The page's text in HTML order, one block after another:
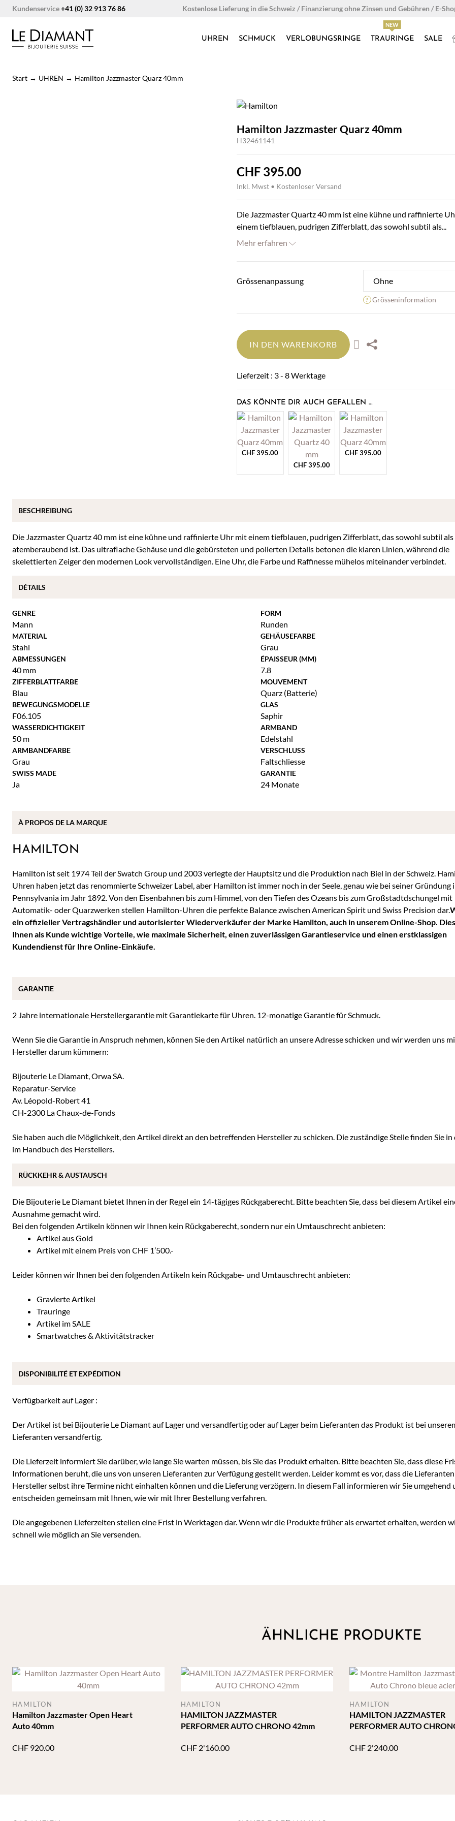
Zum
springen
Kundenservice+41 (0) 32 913 76 86 Kostenlose Lieferung in die Schweiz / Finanzierung ohne Zinsen und Gebühren / E-
UHREN SCHMUCK VERLOBUNGSRINGE TRAURINGE SALE
Start → UHREN → Hamilton Jazzmaster Quarz 40mm
Hamilton Jazzmaster Quarz 40mm
H32461141
CHF395.00
Inkl. Mwst • Kostenloser Versand
Die Jazzmaster Quartz 40 mm ist eine kühne und raffinierte
einem tiefblauen, pudrigen Zifferblatt, das sowohl subtil als...
Mehr erfahren
Grössenanpassung
Grösseninformation
IN DEN WARENKORB
Lieferzeit : 3 - 8 Werktage
DAS KÖNNTE DIR AUCH GEFALLEN …
CHF395.00
CHF395.00
CHF395.00
Die Jazzmaster Quartz 40 mm ist eine kühne und raffinierte Uhr mit einem tiefblauen, pudrigen Zifferblatt, das sowohl subtil als
atemberaubend ist. Das ultraflache Gehäuse und die gebürsteten und polierten Details betonen die klaren Linien, während die
skelettierten Zeiger den modernen Look vervollständigen. Eine Uhr, die Farbe und Raffinesse mühelos miteinander verbindet.
GENRE
Mann
FORM
Runden
MATERIAL
Stahl
GEHÄUSEFARBE
Grau
ABMESSUNGEN
40 mm
ÉPAISSEUR (MM)
7.8
ZIFFERBLATTFARBE
Blau
MOUVEMENT
Quarz (Batterie)
BEWEGUNGSMODELLE
F06.105
GLAS
Saphir
WASSERDICHTIGKEIT
50 m
ARMBAND
Edelstahl
ARMBANDFARBE
Grau
VERSCHLUSS
Faltschliesse
SWISS MADE
Ja
GARANTIE
24 Monate
HAMILTON
Hamilton ist seit 1974 Teil der Swatch Group und 2003 verlegte der Hauptsitz und die Produktion nach Biel in der Schweiz.
Uhren haben jetzt das renommierte Schweizer Label, aber Hamilton ist immer noch in der Seele, genau wie bei seiner Gründung
Pennsylvania im Jahr 1892. Von den Eisenbahnen bis zum Himmel, von den Tiefen des Ozeans bis zum Großstadtdschungel mit
Automatik- oder Quarzwerken stellen Hamilton-Uhren die perfekte Balance zwischen American Spirit und Swiss Precision dar.
ein offizieller Vertragshändler und autorisierter Wiederverkäufer der Marke Hamilton, auch in unserem Online-Shop.
Ihnen als Kunde wichtige Vorteile, wie maximale Sicherheit, einen zuverlässigen Garantieservice und einen erstklassigen
Kundendienst für Ihre Online-Einkäufe.
2 Jahre internationale Herstellergarantie mit Garantiekarte für Uhren. 12-monatige Garantie für Schmuck.
Wenn Sie die Garantie in Anspruch nehmen, können Sie den Artikel natürlich an unsere Adresse schicken und wir werden uns
Hersteller darum kümmern:
Bijouterie Le Diamant, Orwa SA.
Reparatur-Service
Av. Léopold-Robert 41
CH-2300 La Chaux-de-Fonds
Sie haben auch die Möglichkeit, den Artikel direkt an den betreffenden Hersteller zu schicken. Die zuständige Stelle finden Sie in
im Handbuch des Herstellers.
Die Bijouterie Le Diamant bietet Ihnen in der Regel ein 14-tägiges Rückgaberecht. Bitte beachten Sie, dass bei diesem Artikel
Ausnahme gemacht wird.
Bei den folgenden Artikeln können wir Ihnen kein Rückgaberecht, sondern nur ein Umtauschrecht anbieten:
Artikel aus Gold
Artikel mit einem Preis von CHF 1’500.-
Leider können wir Ihnen bei den folgenden Artikeln kein Rückgabe- und Umtauschrecht anbieten:
Gravierte Artikel
Trauringe
Artikel im SALE
Smartwatches & Aktivitätstracker
Verfügbarkeit auf Lager :
Der Artikel ist bei Bijouterie Le Diamant auf Lager und versandfertig oder auf Lager beim Lieferanten das Produkt ist bei
Lieferanten versandfertig.
Die Lieferzeit informiert Sie darüber, wie lange Sie warten müssen, bis Sie das Produkt erhalten. Bitte beachten Sie, dass diese
Informationen beruht, die uns von unseren Lieferanten zur Verfügung gestellt werden. Leider kommt es vor, dass die
Hersteller selbst ihre Termine nicht einhalten können und die Lieferung verzögern. In diesem Fall informieren wir Sie umgehend
entscheiden gemeinsam mit Ihnen, wie wir mit Ihrer Bestellung verfahren.
Die angegebenen Lieferzeiten stellen eine Frist in Werktagen dar. Wenn wir die Produkte früher als erwartet erhalten, werden
schnell wie möglich an Sie versenden.
BESCHREIBUNG
DÉTAILS
À PROPOS DE LA MARQUE
GARANTIE
RÜCKKEHR & AUSTAUSCH
DISPONIBILITÉ ET EXPÉDITION
ÄHNLICHE PRODUKTE
Hamilton Jazzmaster Open Heart
Auto 40mm
HAMILTON
CHF 920.00
HAMILTON JAZZMASTER
PERFORMER AUTO CHRONO 42mm
HAMILTON
CHF 2'160.00
HAMILTON JAZZMASTER
PERFORMER AUTO
HAMILTON
CHF 2'240.00